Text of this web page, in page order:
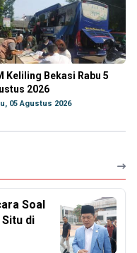
Keliling Bekasi Rabu 5
2026
05 Agustus 2026
Soal
di